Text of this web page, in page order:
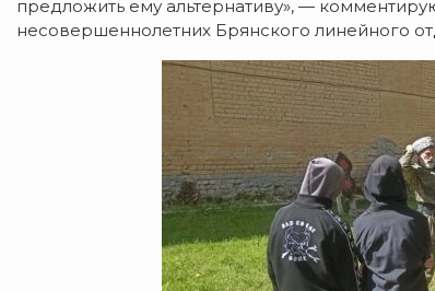
предложить ему альтернативу», —
несовершеннолетних Брянского линейного